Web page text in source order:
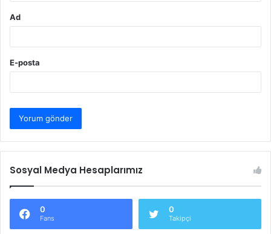
Ad
E-posta
Sosyal Medya Hesaplarımız
0
Fans
0
Takipçi